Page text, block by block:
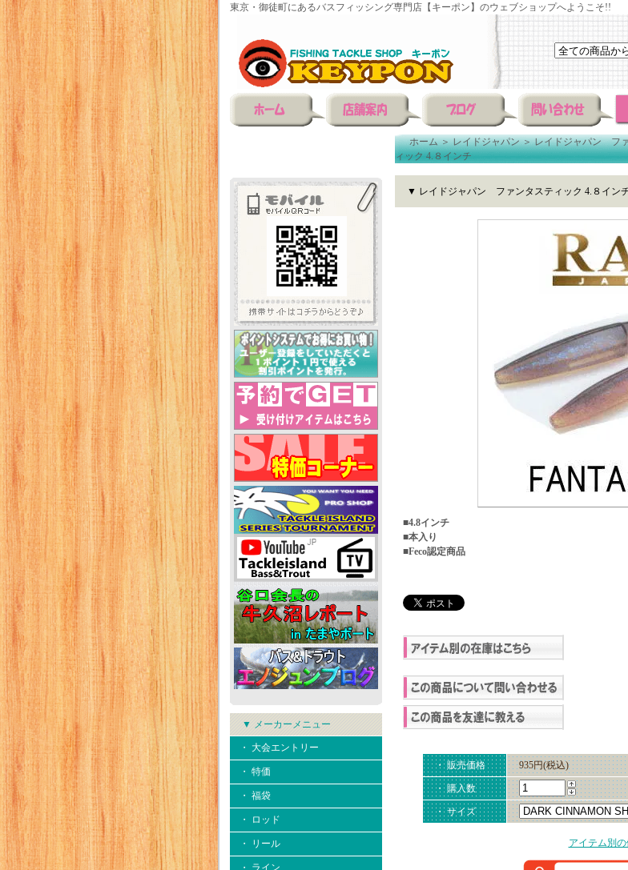
東京・御徒町にあるバスフィッシング専門店【キーポン】のウェブショップへようこそ!!
▼ メーカーメニュー
・ 大会エントリー
・ 特価
・ 福袋
・ ロッド
・ リール
・ ライン
ホーム＞レイドジャパン＞レイドジャパン フ
ィック 4.８インチ
▼ レイドジャパン ファンタスティック 4.８イン
■4.8インチ
■本入り
■Feco認定商品
・ 販売価格 935円(税込)
・ 購入数
・ サイズ
アイテム別